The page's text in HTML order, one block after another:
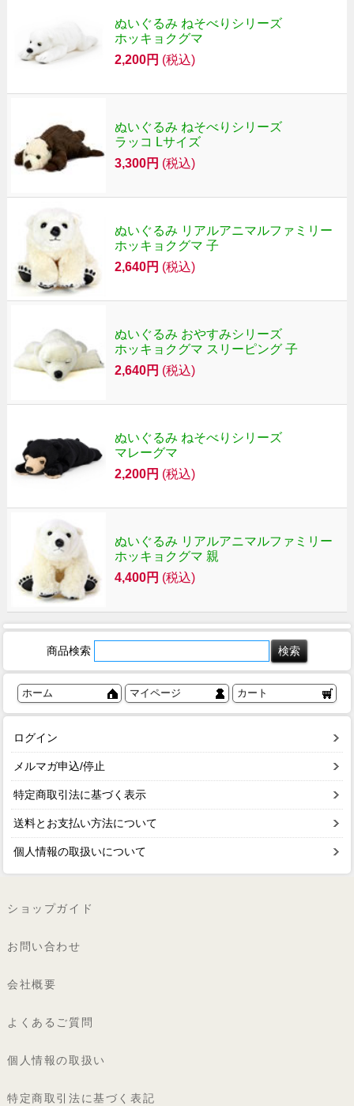
ぬいぐるみ ねそべりシリーズ
ホッキョクグマ
2,200円 (税込)
ぬいぐるみ ねそべりシリーズ
ラッコ Lサイズ
3,300円 (税込)
ぬいぐるみ リアルアニマルファミリー
ホッキョクグマ 子
2,640円 (税込)
ぬいぐるみ おやすみシリーズ
ホッキョクグマ スリーピング 子
2,640円 (税込)
ぬいぐるみ ねそべりシリーズ
マレーグマ
2,200円 (税込)
ぬいぐるみ リアルアニマルファミリー
ホッキョクグマ 親
4,400円 (税込)
商品検索
ホーム マイページ カート
ログイン
メルマガ申込/停止
特定商取引法に基づく表示
送料とお支払い方法について
個人情報の取扱いについて
ショップガイド
お問い合わせ
会社概要
よくあるご質問
個人情報の取扱い
特定商取引法に基づく表記